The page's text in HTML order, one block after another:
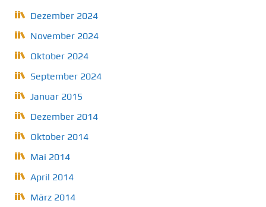
Dezember 2024
November 2024
Oktober 2024
September 2024
Januar 2015
Dezember 2014
Oktober 2014
Mai 2014
April 2014
März 2014